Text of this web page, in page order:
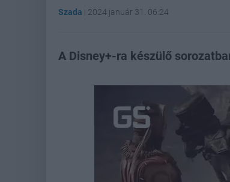
Szada | 2024 január 31. 06:24
A Disney+-ra készülő